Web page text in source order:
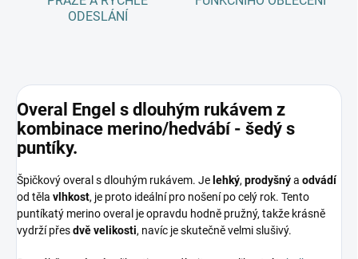
ODESLÁNÍ
Overal Engel s dlouhým rukávem z
kombinace merino/hedvábí - šedý s
puntíky.
Špičkový overal s dlouhým rukávem. Je lehký, prodyšnýa odvádí
od těla vlhkost, je proto ideální pro nošení po celý rok. Tento
puntíkatý merino overal je opravdu hodně pružný, takže krásně
vydrží přesdvě velikosti, navíc je skutečně velmi slušivý.